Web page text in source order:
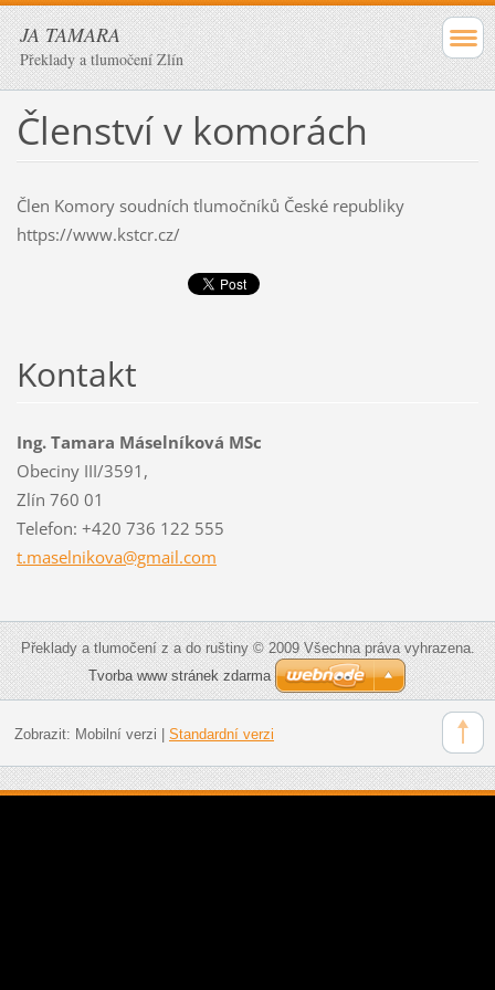
JA TAMARA
Překlady a tlumočení Zlín
Členství v komorách
Člen Komory soudních tlumočníků České republiky
https://www.kstcr.cz/
Kontakt
Ing. Tamara Máselníková MSc
Obeciny III/3591,
Zlín 760 01
Telefon: +420 736 122 555
t.maselnikova@gmail.com
Překlady a tlumočení z a do ruštiny © 2009 Všechna práva vyhrazena.
Tvorba www stránek zdarma
Zobrazit: Mobilní verzi | Standardní verzi